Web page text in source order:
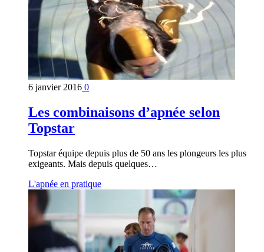
6 janvier 2016 0
Les combinaisons d’apnée selon
Topstar
Topstar équipe depuis plus de 50 ans les plongeurs les plus
exigeants. Mais depuis quelques…
L'apnée en pratique